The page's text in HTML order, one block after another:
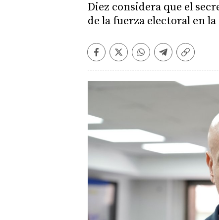
Diez considera que el
de la fuerza electoral en
Facebook
TwitterWhatsapp
Telegram
Copiar